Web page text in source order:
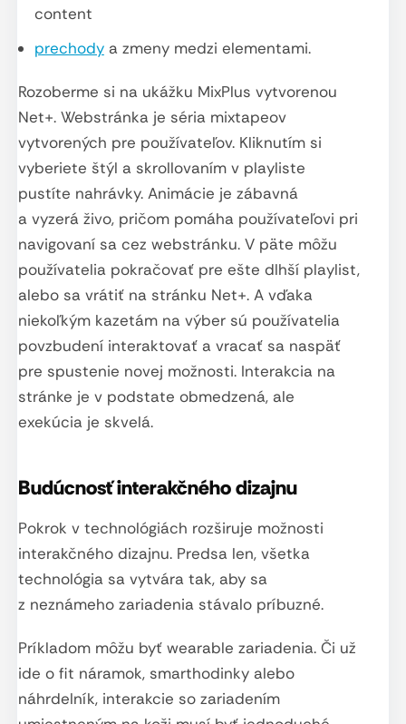
content
prechodya zmeny medzi elementami.
Rozoberme si na ukážku MixPlus vytvorenou
Net+. Webstránka je séria mixtapeov
vytvorených pre používateľov. Kliknutím si
vyberiete štýl a skrollovaním v playliste
pustíte nahrávky. Animácie je zábavná
a vyzerá živo, pričom pomáha používateľovi pri
navigovaní sa cez webstránku. V päte môžu
používatelia pokračovať pre ešte dlhší playlist,
alebo sa vrátiť na stránku Net+. A vďaka
niekoľkým kazetám na výber sú používatelia
povzbudení interaktovať a vracať sa naspäť
pre spustenie novej možnosti. Interakcia na
stránke je v podstate obmedzená, ale
exekúcia je skvelá.
Budúcnosť interakčného dizajnu
Pokrok v technológiách rozširuje možnosti
interakčného dizajnu. Predsa len, všetka
technológia sa vytvára tak, aby sa
z neznámeho zariadenia stávalo príbuzné.
Príkladom môžu byť wearable zariadenia. Či už
ide o fit náramok, smarthodinky alebo
náhrdelník, interakcie so zariadením